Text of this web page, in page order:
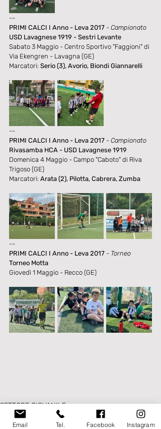
--
PRIMI CALCI I Anno - Leva 2017 - Campionato
USD Lavagnese 1919 - Sestri Levante
Sabato 3 Maggio - Centro Sportivo "Faggioni" di
Via Ekengren - Lavagna (GE)
Marcatori: Serio (3), Avorio, Biondi Giannarelli
--
PRIMI CALCI I Anno - Leva 2017 - Campionato
Rivasamba HCA - USD Lavagnese 1919
Domenica 4 Maggio - Campo "Caboto" di Riva
Trigoso (GE)
Marcatori: Arata (2), Pilotta, Cabrera, Zumba
--
PRIMI CALCI I Anno - Leva 2017 - Torneo
Torneo Motta
Giovedì 1 Maggio - Recco (GE)
SETTORE GIOVANILE
Email Tel. Facebook Instagram